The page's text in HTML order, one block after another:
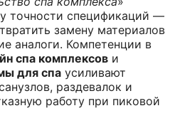
точности спецификаций —
замену материалов
аналоги. Компетенции в
спа комплексов и
для спа усиливают
раздевалок и
работу при пиковой